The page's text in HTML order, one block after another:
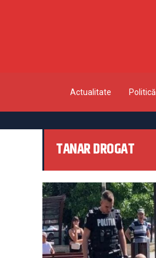
Actualitate Politică
TANAR DROGAT